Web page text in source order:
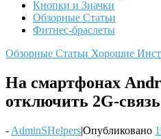
Кнопки и Значки
Обзорные Статьи
Фитнес-браслеты
Обзорные Статьи Хорошие
На смартфонах
отключить 2G-
- AdminSHelpers|Опубликовано